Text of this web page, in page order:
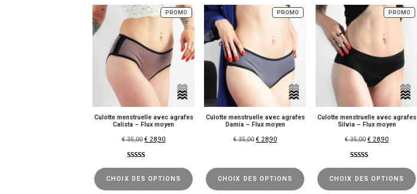
PROMO
Culotte menstruelle avec agrafes
Calista – Flux moyen
€35,00 € 28,90
CHOIX DES OPTIONS
PROMO
Culotte menstruelle avec agrafes
Damia – Flux moyen
€35,00 € 28,90
CHOIX DES OPTIONS
PROMO
Culotte menstruelle avec agrafes
Silvia – Flux moyen
€35,00 € 28,90
CHOIX DES OPTIONS